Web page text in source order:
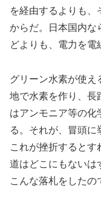
を経由するよりも、
からだ。日本国内な
どよりも、電力を電
グリーン水素が使え
地で水素を作り、長
はアンモニア等の化
る。それが、冒頭に
これが挫折するとす
道はどこにもないは
こんな落札をしたの